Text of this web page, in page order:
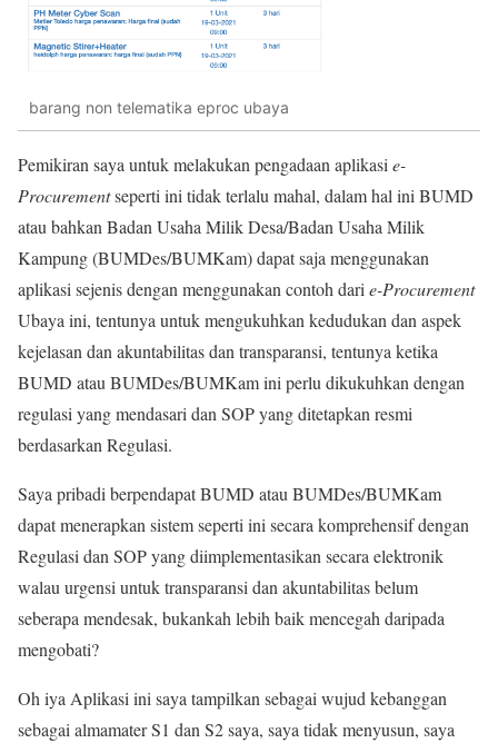
barang non telematika eproc ubaya
Pemikiran saya untuk melakukan pengadaan aplikasie-
Procurementseperti ini tidak terlalu mahal, dalam hal ini BUMD
atau bahkan Badan Usaha Milik Desa/Badan Usaha Milik
Kampung (BUMDes/BUMKam) dapat saja menggunakan
aplikasi sejenis dengan menggunakan contoh darie-Procurement
Ubaya ini, tentunya untuk mengukuhkan kedudukan dan aspek
kejelasan dan akuntabilitas dan transparansi, tentunya ketika
BUMD atau BUMDes/BUMKam ini perlu dikukuhkan dengan
regulasi yang mendasari dan SOP yang ditetapkan resmi
berdasarkan Regulasi.
Saya pribadi berpendapat BUMD atau BUMDes/BUMKam
dapat menerapkan sistem seperti ini secara komprehensif dengan
Regulasi dan SOP yang diimplementasikan secara elektronik
walau urgensi untuk transparansi dan akuntabilitas belum
seberapa mendesak, bukankah lebih baik mencegah daripada
mengobati?
Oh iya Aplikasi ini saya tampilkan sebagai wujud kebanggan
sebagai almamater S1 dan S2 saya, saya tidak menyusun, saya